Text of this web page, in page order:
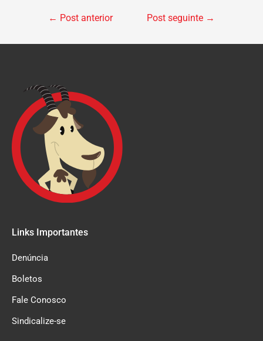
← Post anterior Post seguinte →
Links Importantes
Denúncia
Boletos
Fale Conosco
Sindicalize-se